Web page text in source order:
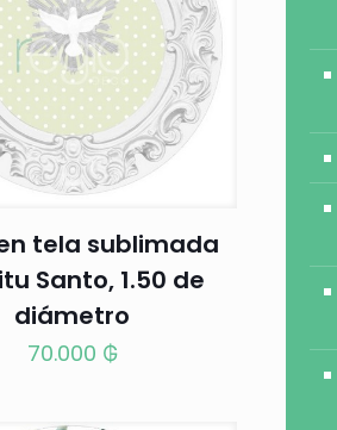
tela sublimada
Santo, 1.50 de
diámetro
70.000 ₲